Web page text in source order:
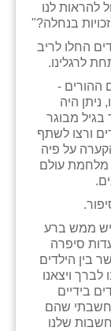
להראות לנו
בנחלה?"
החלו לריב
לרגלינו.
ההורים -
היה
מבוגר
ורצו לשתף
על פיה
עולם
ממש ברע
סיפרה
בין הילדים
ויצאנו
בידיים
חשבתי שהם
שלנו